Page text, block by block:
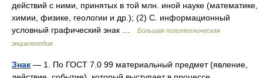
действий с ними, принятых в той млн. иной науке (математике,
химии, физике, геологии и др.); (2) С. информационный
условный графический знак …
Большая политехническая
энциклопедия
Знак — 1. По ГОСТ 7.0 99 материальный предмет (явление,